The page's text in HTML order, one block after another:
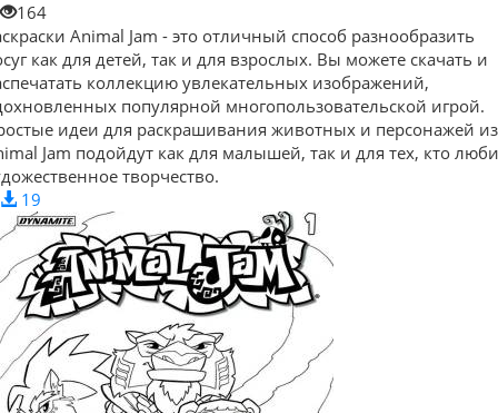
164
Animal Jam - это отличный способ разнообразить
как для детей, так и для взрослых. Вы можете скачать и
коллекцию увлекательных изображений,
популярной многопользовательской игрой.
идеи для раскрашивания животных и персонажей из
Jam подойдут как для малышей, так и для тех, кто
творчество.
19